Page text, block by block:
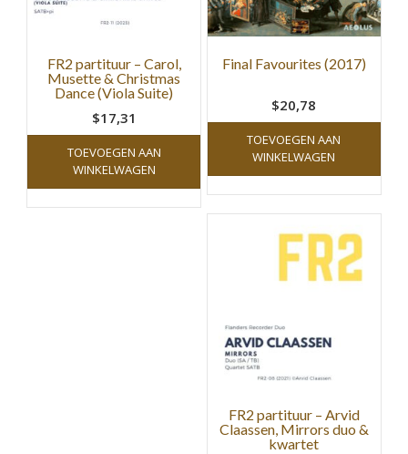
FR2 partituur – Carol,
Musette & Christmas
Dance (Viola Suite)
$17,31
TOEVOEGEN AAN
WINKELWAGEN
Final Favourites (2017)
$20,78
TOEVOEGEN AAN
WINKELWAGEN
FR2 partituur – Arvid
Claassen, Mirrors duo &
kwartet